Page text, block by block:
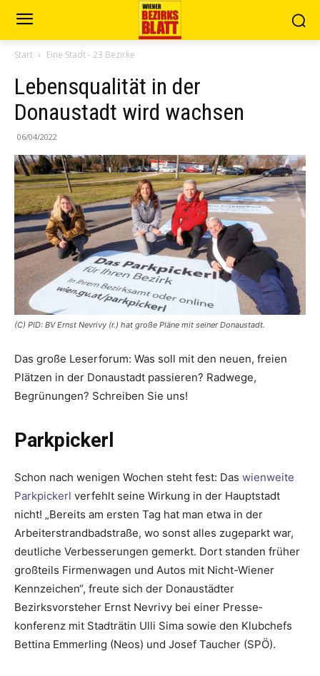
Start Eine Stadt - 23 Bezirke
Lebensqualität in der
Donaustadt wird wachsen
06/04/2022
(C) PID: BV Ernst Nevrivy (r.) hat große Pläne mit seiner Donaustadt.
Das große Leserforum: Was soll mit den neuen, freien
Plätzen in der Donaustadt passieren? Radwege,
Begrünungen? Schreiben Sie uns!
Parkpickerl
Schon nach wenigen Wochen steht fest: Das wienweite
Park­pickerl verfehlt seine Wirkung in der Hauptstadt
nicht! „Bereits am ersten Tag hat man etwa in der
Arbeiter­strandbadstraße, wo sonst alles zugeparkt war,
deutliche Verbesserungen gemerkt. Dort standen früher
großteils Firmenwagen und Autos mit Nicht-Wiener
Kennzeichen“, freute sich der Donaustädter
Bezirksvorsteher Ernst ­Nevrivy bei einer Presse­
konferenz mit Stadträtin Ulli Sima sowie den Klubchefs
Bettina Emmerling (Neos) und Josef Taucher (SPÖ).